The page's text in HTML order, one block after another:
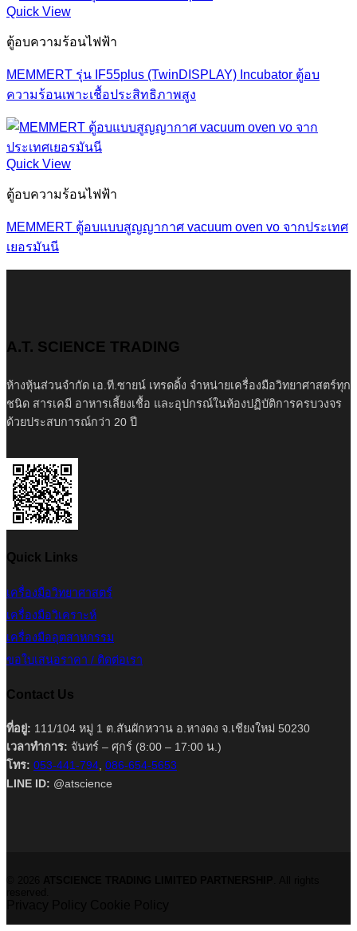
Quick View
ตู้อบความร้อนไฟฟ้า
MEMMERT รุ่น IF55plus (TwinDISPLAY) Incubator ตู้อบ
ความร้อนเพาะเชื้อประสิทธิภาพสูง
Quick View
ตู้อบความร้อนไฟฟ้า
MEMMERT ตู้อบแบบสูญญากาศ vacuum oven vo จากประเทศ
เยอรมันนี
A.T. SCIENCE TRADING
ห้างหุ้นส่วนจำกัด เอ.ที.ซายน์ เทรดดิ้ง จำหน่ายเครื่องมือวิทยาศาสตร์ทุก
ชนิด สารเคมี อาหารเลี้ยงเชื้อ และอุปกรณ์ในห้องปฏิบัติการครบวงจร
ด้วยประสบการณ์กว่า 20 ปี
Quick Links
เครื่องมือวิทยาศาสตร์
เครื่องมือวิเคราะห์
เครื่องมืออุตสาหกรรม
ขอใบเสนอราคา / ติดต่อเรา
Contact Us
ที่อยู่: 111/104 หมู่ 1 ต.สันผักหวาน อ.หางดง จ.เชียงใหม่ 50230
เวลาทำการ: จันทร์ – ศุกร์ (8:00 – 17:00 น.)
โทร: 053-441-794 086-654-5653
LINE ID: @atscience